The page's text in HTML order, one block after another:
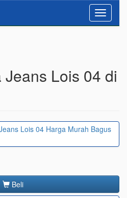
Toggle
Lois 04 di
Beli